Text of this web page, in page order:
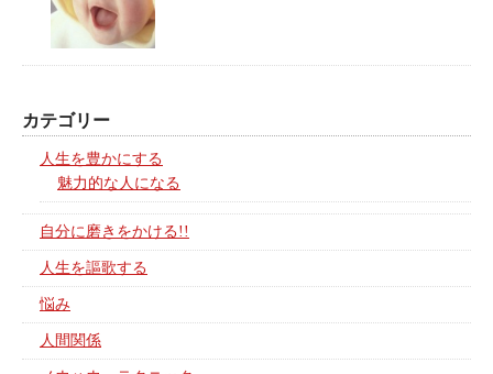
カテゴリー
人生を豊かにする
魅力的な人になる
自分に磨きをかける!!
人生を謳歌する
悩み
人間関係